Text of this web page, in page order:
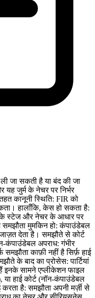
जा सकती है या बंद की जा
जुर्म के नेचर पर निर्भर
कानूनी स्थिति: FIR को
हालाँकि, केस हो सकता है:
के स्टेज और नेचर के आधार पर
समझौता मुमकिन हो: कंपाउंडेबल
देता है। समझौते से कोर्ट
कंपाउंडेबल अपराध: गंभीर
समझौता काफ़ी नहीं है सिर्फ़ हाई
के बाद का प्रोसेस: पार्टियां
इनके सामने एप्लीकेशन फाइल
हाई कोर्ट (नॉन-कंपाउंडेबल
करता है: समझौता अपनी मर्ज़ी से